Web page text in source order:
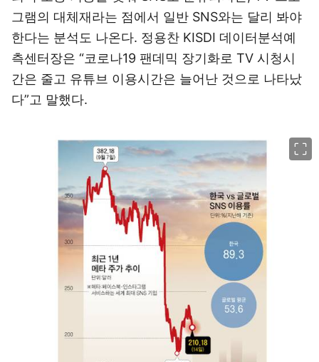
그램의 대체재라는 점에서 일반 SNS와는 달리 봐야
한다는 분석도 나온다. 정용찬 KISDI 데이터분석예
측센터장은 “코로나19 팬데믹 장기화로 TV 시청시
간은 줄고 유튜브 이용시간은 늘어난 것으로 나타났
다”고 말했다.